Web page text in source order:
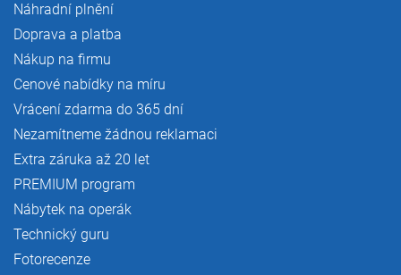
Náhradní plnění
Doprava a platba
Nákup na firmu
Cenové nabídky na míru
Vrácení zdarma do 365 dní
Nezamítneme žádnou reklamaci
Extra záruka až 20 let
PREMIUM program
Nábytek na operák
Technický guru
Fotorecenze